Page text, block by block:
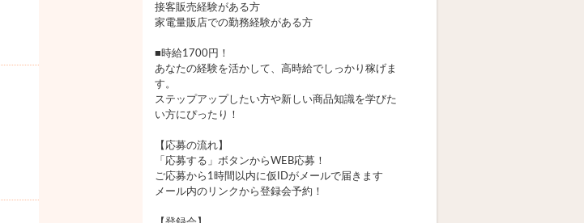
接客販売経験がある方
家電量販店での勤務経験がある方
■時給1700円！
あなたの経験を活かして、高時給でしっかり稼げま
す。
ステップアップしたい方や新しい商品知識を学びた
い方にぴったり！
【応募の流れ】
「応募する」ボタンからWEB応募！
ご応募から1時間以内に仮IDがメールで届きます
メール内のリンクから登録会予約！